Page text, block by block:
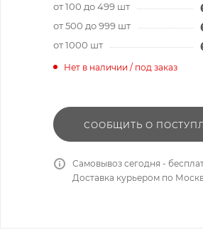
от 100 до 499 шт
от 500 до 999 шт
от 1000 шт
Нет в наличии / под заказ
СООБЩИТЬ О
Самовывоз сегодня -
Доставка курьером по